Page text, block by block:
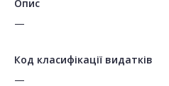
Опис
—
Код класифікації видатків
—